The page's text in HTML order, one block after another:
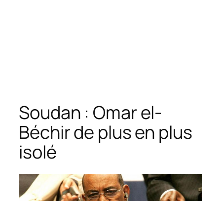
Soudan : Omar el-
Béchir de plus en plus
isolé